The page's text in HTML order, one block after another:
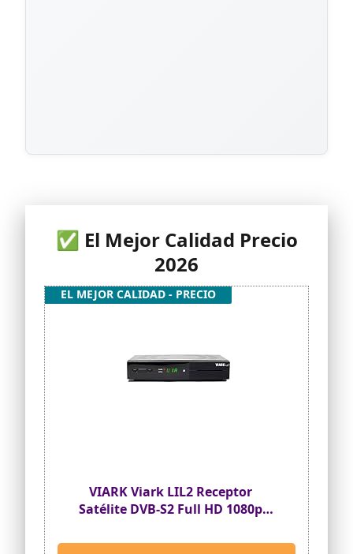
✅ El Mejor Calidad Precio
2026
VIARK Viark LIL2 Receptor
Satélite DVB-S2 Full HD 1080p
y Antena WiFi
EL MEJOR CALIDAD - PRECIO